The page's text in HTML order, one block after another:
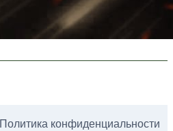
Политика конфиденциальности